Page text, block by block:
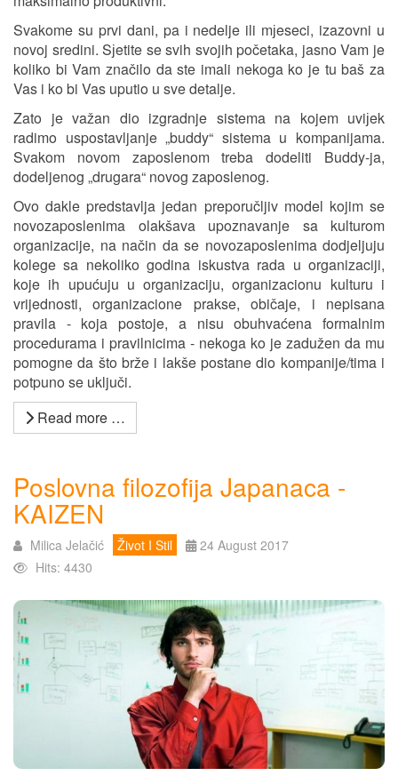
Svakome su prvi dani, pa i nedelje ili mјeseci, izazovni u
novoj sredini. Sјetite se svih svojih početaka, jasno Vam je
koliko bi Vam značilo da ste imali nekoga ko je tu baš za
Vas i ko bi Vas uputio u sve detalje.
Zato je važan dio izgradnje sistema na kojem uviјek
radimo uspostavljanje „buddy“ sistema u kompanijama.
Svakom novom zaposlenom treba dodeliti Buddy-ja,
dodeljenog „drugara“ novog zaposlenog.
Ovo dakle predstavlja jedan preporučljiv model kojim se
novozaposlenima olakšava upoznavanje sa kulturom
organizacije, na način da se novozaposlenima dodjeljuju
kolege sa nekoliko godina iskustva rada u organizaciji,
koje ih upućuju u organizaciju, organizacionu kulturu i
vrijednosti, organizacione prakse, običaje, i nepisana
pravila - koja postoje, a nisu obuhvaćena formalnim
procedurama i pravilnicima - nekoga ko je zadužen da mu
pomogne da što brže i lakše postane dio kompanije/tima i
potpuno se uključi.
Read more …
Poslovna filozofija Japanaca -
KAIZEN
Milica Jelačić Život I Stil
24 August 2017
Hits: 4430